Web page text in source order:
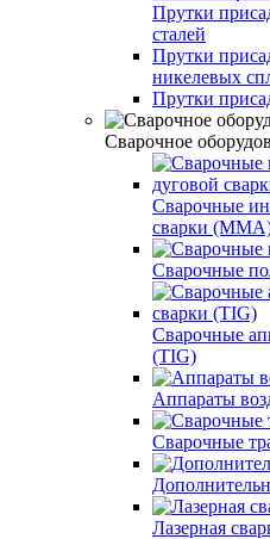
Прутки
сталей
Прутки
никелевых
Прутки
Сварочное
Сварочные
сварки
Сварочные
Сварочные
(TIG)
Аппараты
Сварочные
Лазерная